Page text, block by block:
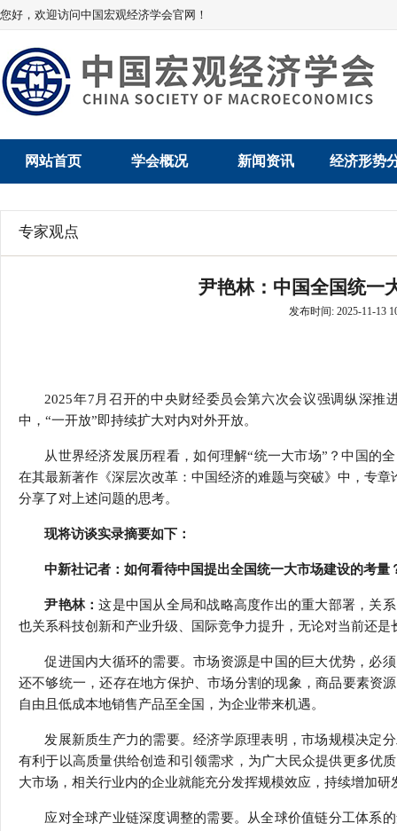
您好，欢迎访问中国宏观经济学会官网！
网站首页 学会概况
学会章程
特邀研究员
新闻资讯
学会动态
经济形势
经济运行与
价格指数
专家观点
尹艳林：中国全国统一
发布时间: 2025-11-13
2025年7 月召开的中央财经委员会第六次会议强调纵深推
中， “一开放”即持续扩大对内对外开放。
从世界经济发展历程看，如何理解“统一大市场” ？中国的
在其最新著作《深层次改革：中国经济的难题与突破》中，专章
分享了对上述问题的思考。
现将访谈实录摘要如下：
中新社记者：如何看待中国提出全国统一大市场建设的考量
尹艳林：这是中国从全局和战略高度作出的重大部署，关
也关系科技创新和产业升级、国际竞争力提升，无论对当前还是
促进国内大循环的需要。市场资源是中国的巨大优势，必
还不够统一，还存在地方保护、市场分割的现象，商品要素资
自由且低成本地销售产品至全国，为企业带来机遇。
发展新质生产力的需要。经济学原理表明，市场规模决定
有利于以高质量供给创造和引领需求，为广大民众提供更多优
大市场，相关行业内的企业就能充分发挥规模效应，持续增加研
应对全球产业链深度调整的需要。从全球价值链分工体系